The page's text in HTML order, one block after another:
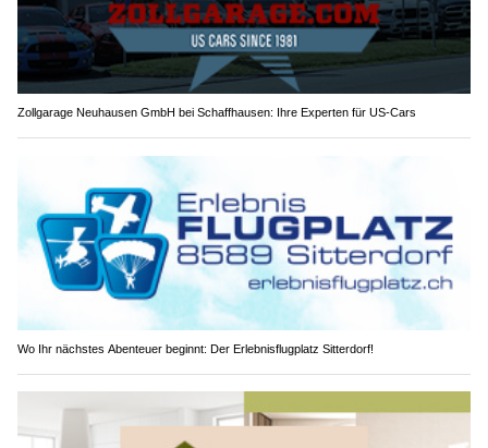
Zollgarage Neuhausen GmbH bei Schaffhausen: Ihre Experten für US-Cars
Wo Ihr nächstes Abenteuer beginnt: Der Erlebnisflugplatz Sitterdorf!